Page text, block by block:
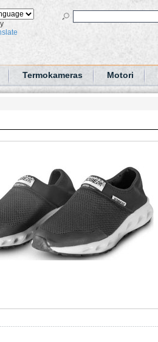
Termokameras Motori